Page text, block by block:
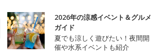
2026年の涼感イベント＆グルメ
ガイド
夏でも涼しく遊びたい！夜間開
催や水系イベントも紹介